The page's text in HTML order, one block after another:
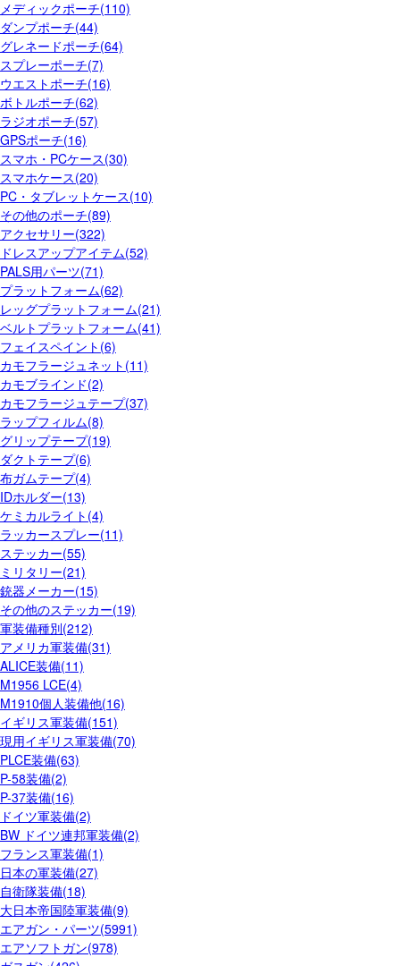
メディックポーチ(110)
ダンプポーチ(44)
グレネードポーチ(64)
スプレーポーチ(7)
ウエストポーチ(16)
ボトルポーチ(62)
ラジオポーチ(57)
GPSポーチ(16)
スマホ・PCケース(30)
スマホケース(20)
PC・タブレットケース(10)
その他のポーチ(89)
アクセサリー(322)
ドレスアップアイテム(52)
PALS用パーツ(71)
プラットフォーム(62)
レッグプラットフォーム(21)
ベルトプラットフォーム(41)
フェイスペイント(6)
カモフラージュネット(11)
カモブラインド(2)
カモフラージュテープ(37)
ラップフィルム(8)
グリップテープ(19)
ダクトテープ(6)
布ガムテープ(4)
IDホルダー(13)
ケミカルライト(4)
ラッカースプレー(11)
ステッカー(55)
ミリタリー(21)
銃器メーカー(15)
その他のステッカー(19)
軍装備種別(212)
アメリカ軍装備(31)
ALICE装備(11)
M1956 LCE(4)
M1910個人装備他(16)
イギリス軍装備(151)
現用イギリス軍装備(70)
PLCE装備(63)
P-58装備(2)
P-37装備(16)
ドイツ軍装備(2)
BW ドイツ連邦軍装備(2)
フランス軍装備(1)
日本の軍装備(27)
自衛隊装備(18)
大日本帝国陸軍装備(9)
エアガン・パーツ(5991)
エアソフトガン(978)